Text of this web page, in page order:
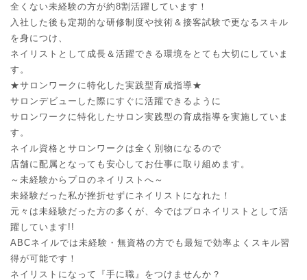
全くない未経験の方が約8割活躍しています！
入社した後も定期的な研修制度や技術＆接客試験で更なるスキル
を身につけ、
ネイリストとして成長＆活躍できる環境をとても大切にしていま
す。
★サロンワークに特化した実践型育成指導★
サロンデビューした際にすぐに活躍できるように
サロンワークに特化したサロン実践型の育成指導を実施していま
す。
ネイル資格とサロンワークは全く別物になるので
店舗に配属となっても安心してお仕事に取り組めます。
～未経験からプロのネイリストへ～
未経験だった私が挫折せずにネイリストになれた！
元々は未経験だった方の多くが、今ではプロネイリストとして活
躍しています!!
ABCネイルでは未経験・無資格の方でも最短で効率よくスキル習
得が可能です！
ネイリストになって『手に職』をつけませんか？